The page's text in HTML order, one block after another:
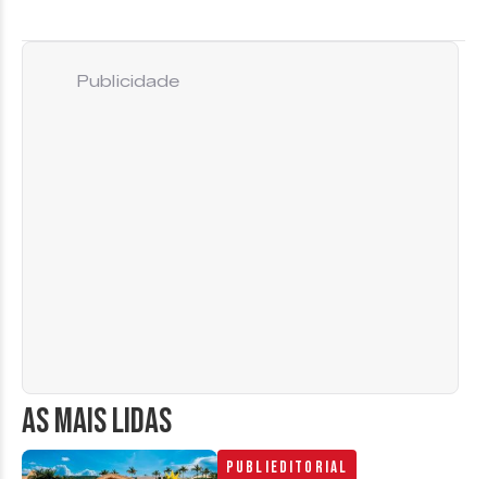
AS MAIS LIDAS
Publieditorial
Publicidade